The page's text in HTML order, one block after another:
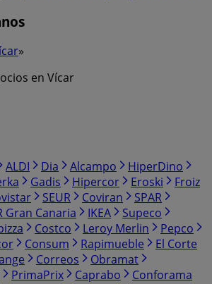
»
en Vícar
ALDI Dia Alcampo
HiperDino
Gadis Hipercor Eroski
Froiz
SEUR Coviran
SPAR
Gran Canaria IKEA
Supeco
Costco Leroy Merlin
Pepco
Consum Rapimueble
El Corte
Correos
Obramat
PrimaPrix Caprabo Conforama